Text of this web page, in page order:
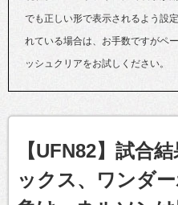
でも正しい形で表示されるよう設
れている場合は、お手数ですがペ
ッシュクリアをお試しください。
【UFN82】試合
ックス、ワンダ